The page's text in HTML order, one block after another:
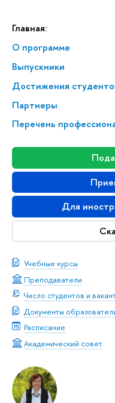
Главная:
О программе
Выпускники
Достижения
Партнеры
Перечень
Для
Учебные курсы
Преподаватели
Число студентов и
Документы
Расписание
Академический совет